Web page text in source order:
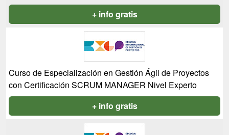
+ info gratis
Curso de Especialización en Gestión Ágil de Proyectos
con Certificación SCRUM MANAGER Nivel Experto
+ info gratis